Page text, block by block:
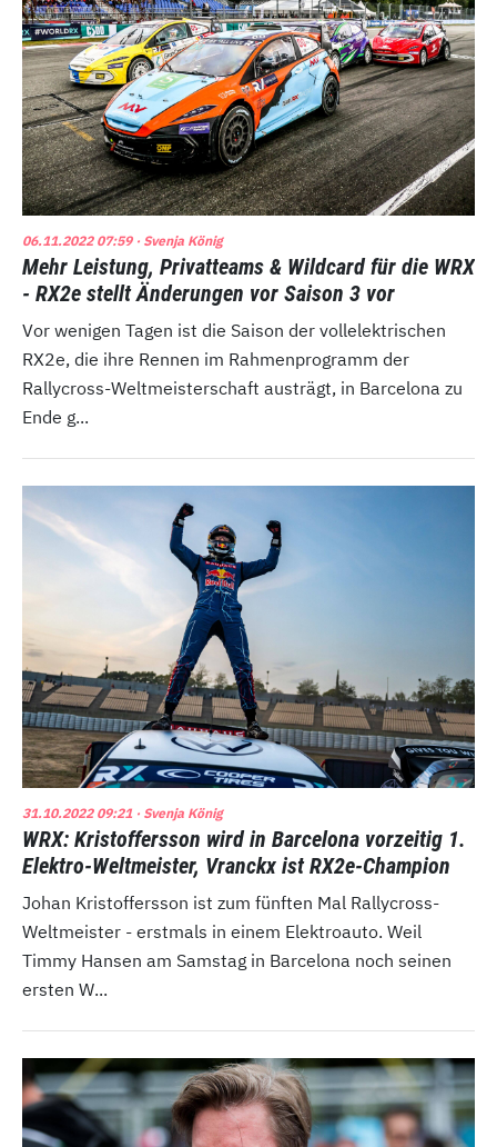
06.11.2022 07:59· Svenja König
Mehr Leistung, Privatteams & Wildcard für die WRX
- RX2e stellt Änderungen vor Saison 3 vor
Vor wenigen Tagen ist die Saison der vollelektrischen
RX2e, die ihre Rennen im Rahmenprogramm der
Rallycross-Weltmeisterschaft austrägt, in Barcelona zu
Ende g...
31.10.2022 09:21 · Svenja König
WRX: Kristoffersson wird in Barcelona vorzeitig 1.
Elektro-Weltmeister, Vranckx ist RX2e-Champion
Johan Kristoffersson ist zum fünften Mal Rallycross-
Weltmeister - erstmals in einem Elektroauto. Weil
Timmy Hansen am Samstag in Barcelona noch seinen
ersten W...